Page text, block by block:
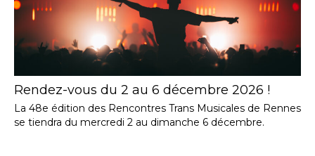
Rendez-vous du 2 au 6 décembre 2026 !
La 48e édition des Rencontres Trans Musicales de Rennes
se tiendra du mercredi 2 au dimanche 6 décembre.